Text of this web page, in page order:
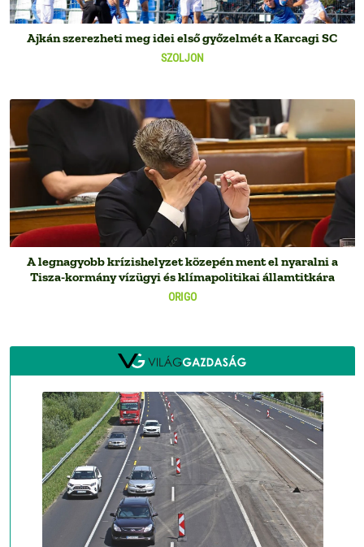
SZOLJON
Ajkán szerezheti meg idei első győzelmét a Karcagi SC
ORIGO
A legnagyobb krízishelyzet közepén ment el nyaralni a
Tisza-kormány vízügyi és klímapolitikai államtitkára